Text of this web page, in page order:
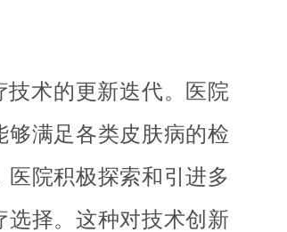
术的更新迭代。医院
满足各类皮肤病的检
院积极探索和引进多
择。这种对技术创新